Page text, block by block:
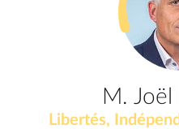
M.
Libertés,